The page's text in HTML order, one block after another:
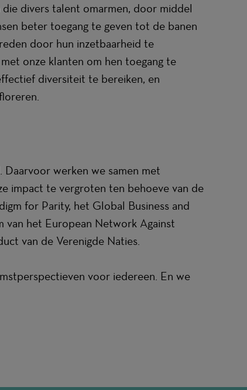
divers talent omarmen, door middel
beter toegang te geven tot de banen
door hun inzetbaarheid te
onze klanten om hen toegang te
diversiteit te bereiken, en
werken we samen met
impact te vergroten ten behoeve van de
for Parity, het Global Business and
van het European Network Against
van de Verenigde Naties.
voor iedereen. En we